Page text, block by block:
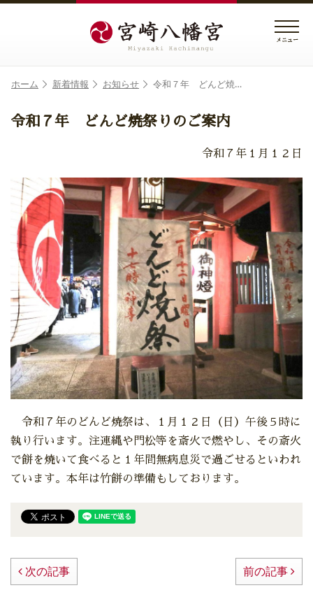
メニュー
ホーム 新着情報 お知らせ 令和７年 どんど焼…
令和７年 どんど焼祭りのご案内
令和７年１月１２日
令和７年のどんど焼祭は、１月１２日（日）午後５時に
執り行います。注連縄や門松等を斎火で燃やし、その斎火
で餅を焼いて食べると１年間無病息災で過ごせるといわれ
ています。本年は竹餅の準備もしております。
次の記事 前の記事